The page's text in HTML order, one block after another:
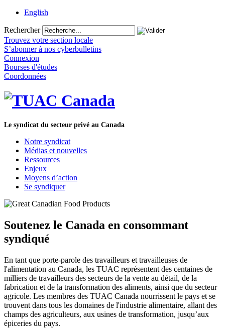
English
Rechercher
Trouvez votre section locale
S’abonner à nos cyberbulletins
Connexion
Bourses d'études
Coordonnées
Le syndicat du secteur privé au Canada
Notre syndicat
Médias et nouvelles
Ressources
Enjeux
Moyens d’action
Se syndiquer
Soutenez le Canada en consommant
syndiqué
En tant que porte-parole des travailleurs et travailleuses de
l'alimentation au Canada, les TUAC représentent des centaines de
milliers de travailleurs des secteurs de la vente au détail, de la
fabrication et de la transformation des aliments, ainsi que du secteur
agricole. Les membres des TUAC Canada nourrissent le pays et se
trouvent dans tous les domaines de l'industrie alimentaire, allant des
champs des agriculteurs, aux usines de transformation, jusqu’aux
épiceries du pays.